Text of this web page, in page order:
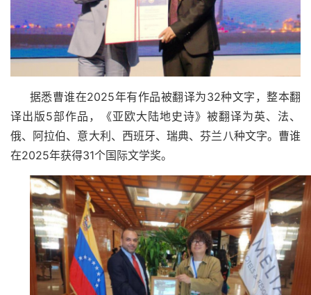
据悉曹谁在2025年有作品被翻译为32种文字，整本翻
译出版5部作品，《亚欧大陆地史诗》被翻译为英、法、
俄、阿拉伯、意大利、西班牙、瑞典、芬兰八种文字。 曹谁
在2025年获得31个国际文学奖。